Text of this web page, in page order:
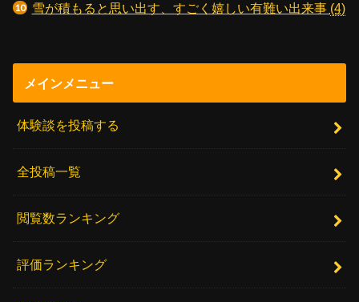
雪が積もると思い出す、すごく嬉しい有難い出来事 (4)
メインメニュー
体験談を投稿する
全投稿一覧
閲覧数ランキング
評価ランキング